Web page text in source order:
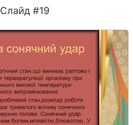
Слайд #19